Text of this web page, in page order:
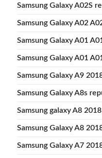
Samsung Galaxy A02S
Samsung Galaxy A02
Samsung Galaxy A01
Samsung Galaxy A01
Samsung Galaxy A9
Samsung Galaxy A8s
Samsung galaxy A8
Samsung Galaxy A8
Samsung Galaxy A7